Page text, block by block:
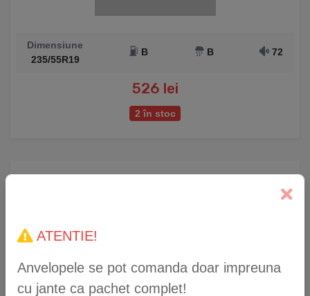
Dimensiune
235/55R19
B B 72
526 lei
2 în stoc
Anvelopă Iarnă Sailun IceBlazer Alpine2 215/45 R17
ATENTIE!
Anvelopele se pot comanda doar impreuna
cu jante ca pachet complet!